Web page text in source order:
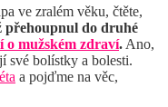
ve zralém věku, čtěte,
přehoupnul do druhé
o mužském zdraví. Ano,
své bolístky a bolesti.
a pojďme na věc,